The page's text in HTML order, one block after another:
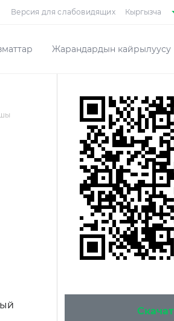
Версия для слабовидящих
Жарандардын кайрылуусу